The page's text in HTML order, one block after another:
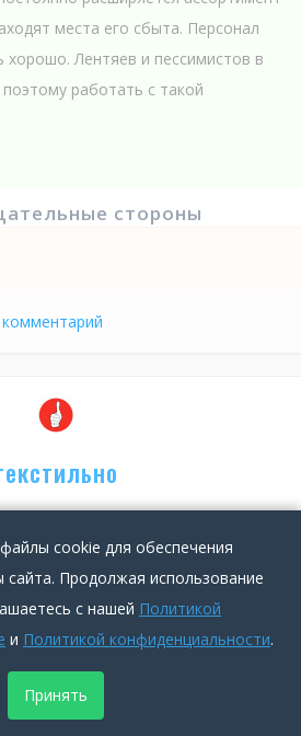
места его сбыта. Персонал
хорошо. Лентяев и пессимистов в
работать с такой
стороны
стороны
руководство нормальное и
места просторные и
cookie для обеспечения
сайта. Продолжая использование
с нашей Политикой
и Политикой конфиденциальности.
Принять